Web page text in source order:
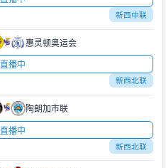
新西中联
惠灵顿奥运会
直播中
新西北联
陶朗加市联
直播中
新西北联